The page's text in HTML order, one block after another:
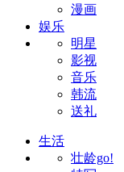
漫画
娱乐
明星
影视
音乐
韩流
送礼
生活
壮龄go!